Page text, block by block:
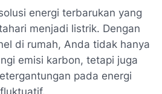
energi terbarukan yang
menjadi listrik. Dengan
di rumah, Anda tidak hanya
emisi karbon, tetapi juga
pada energi